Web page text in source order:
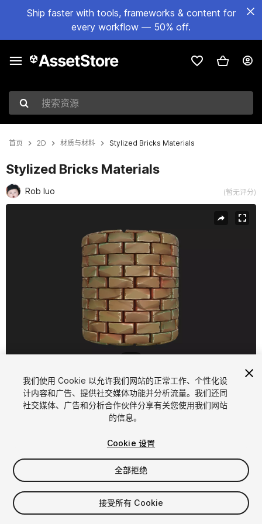
Ship faster with tools, frameworks & content for
every workflow — 50% off.
搜索资源
首页 2D 材质与材料 Stylized Bricks Materials
Stylized Bricks Materials
Rob luo (暂无评分)
FREE
10viewsin the past week
我们使用 Cookie 以允许我们网站的正常工作、个性化设
计内容和广告、提供社交媒体功能并分析流量。我们还同
社交媒体、广告和分析合作伙伴分享有关您使用我们网站
的信息。
Cookie 设置
全部拒绝
接受所有 Cookie